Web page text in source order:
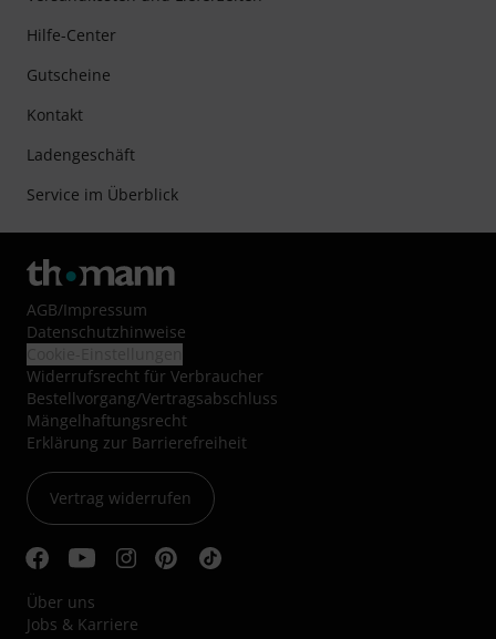
Hilfe-Center
Gutscheine
Kontakt
Ladengeschäft
Service im Überblick
AGB/Impressum
Datenschutzhinweise
Widerrufsrecht für Verbraucher
Bestellvorgang/Vertragsabschluss
Mängelhaftungsrecht
Erklärung zur Barrierefreiheit
Vertrag widerrufen
Über uns
Jobs & Karriere